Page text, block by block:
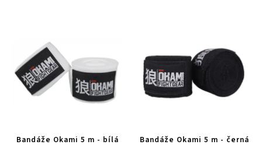
Bandáže Okami 5 m - bílá Bandáže Okami 5 m - černá